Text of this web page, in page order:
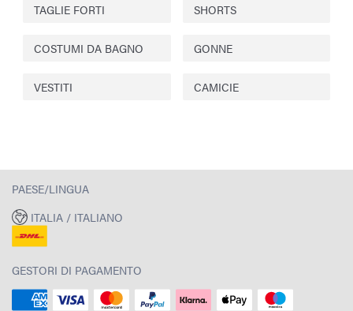
TAGLIE FORTI SHORTS
COSTUMI DA BAGNO GONNE
VESTITI CAMICIE
PAESE/LINGUA
ITALIA / ITALIANO
GESTORI DI PAGAMENTO